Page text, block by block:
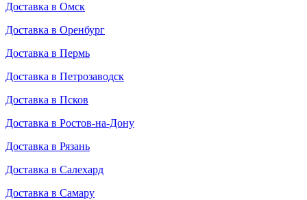
Доставка в Омск
Доставка в Оренбург
Доставка в Пермь
Доставка в Петрозаводск
Доставка в Псков
Доставка в Ростов-на-Дону
Доставка в Рязань
Доставка в Салехард
Доставка в Самару